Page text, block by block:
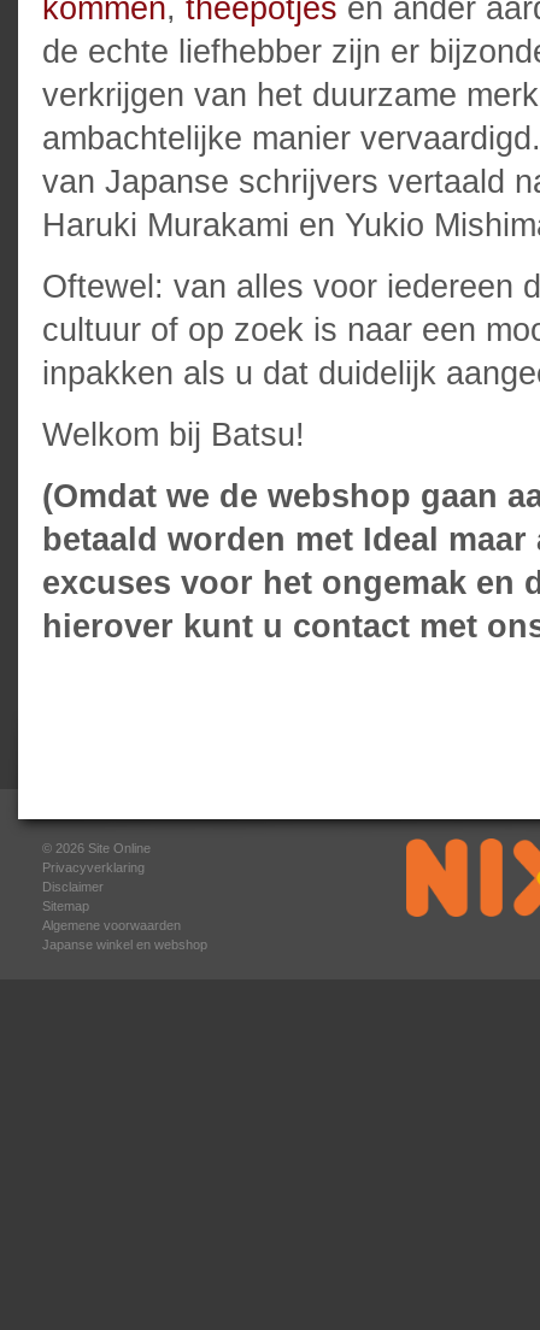
kommen, theepotjes en ander
de echte liefhebber zijn er
verkrijgen van het duurzame
ambachtelijke manier
van Japanse schrijvers vertaald
Haruki Murakami en Yukio
Oftewel: van alles voor iedereen
cultuur of op zoek is naar een
inpakken als u dat duidelijk
Welkom bij Batsu!
(Omdat we de webshop gaan
betaald worden met Ideal
excuses voor het ongemak en
hierover kunt u contact met
© 2026 Site Online
Privacyverklaring
Disclaimer
Sitemap
Algemene voorwaarden
Japanse winkel en webshop